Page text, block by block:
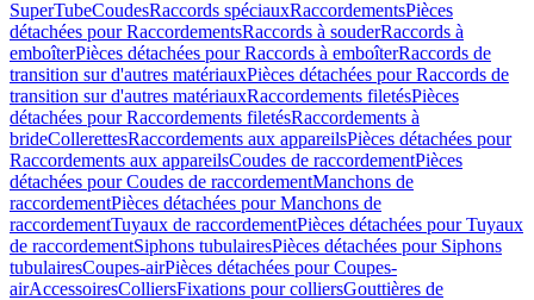
SuperTubeCoudesRaccords spéciauxRaccordementsPièces
détachées pour RaccordementsRaccords à souderRaccords à
emboîterPièces détachées pour Raccords à emboîterRaccords de
transition sur d'autres matériauxPièces détachées pour Raccords de
transition sur d'autres matériauxRaccordements filetésPièces
détachées pour Raccordements filetésRaccordements à
brideCollerettesRaccordements aux appareilsPièces détachées pour
Raccordements aux appareilsCoudes de raccordementPièces
détachées pour Coudes de raccordementManchons de
raccordementPièces détachées pour Manchons de
raccordementTuyaux de raccordementPièces détachées pour Tuyaux
de raccordementSiphons tubulairesPièces détachées pour Siphons
tubulairesCoupes-airPièces détachées pour Coupes-
airAccessoiresColliersFixations pour colliersGouttières de